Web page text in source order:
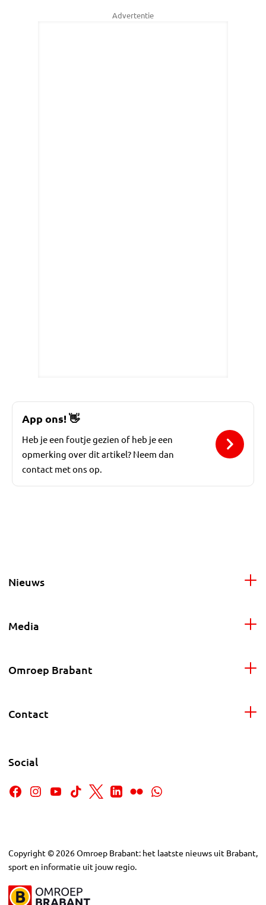
Advertentie
App ons!👋
Heb je een foutje gezien of heb je een
opmerking over dit artikel? Neem dan
contact met ons op.
Nieuws
Media
Omroep Brabant
Contact
Social
Copyright © 2026Omroep Brabant: het laatste nieuws uit Brabant,
sport en informatie uit jouw regio.